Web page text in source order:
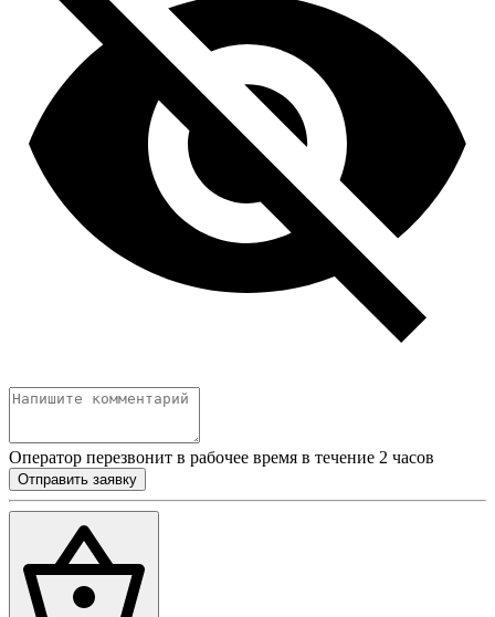
Оператор перезвонит в рабочее время в течение 2 часов
Отправить заявку